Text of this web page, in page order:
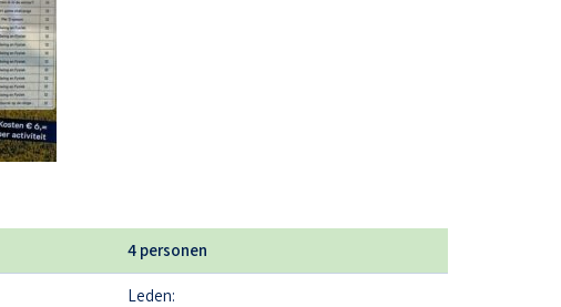
4 personen
Leden: